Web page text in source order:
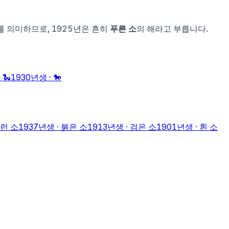
의미하므로, 1925 년은 흔히 푸른 소의 해라고 부릅니다.
🐍1930년생 · 🐎
소1937년생 · 붉은 소1913년생 · 검은 소1901년생 · 흰 소